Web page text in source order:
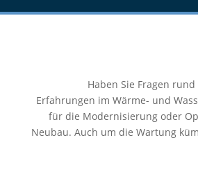
Haben Sie Fragen
Erfahrungen im Wärme- und
für die Modernisierung oder
Neubau. Auch um die Wartung